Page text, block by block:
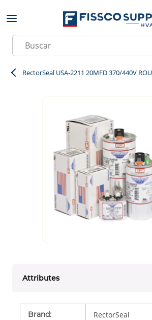
Skip to main content
Site Search
RectorSeal USA-2211 20MFD 370/440V
Attributes
Brand: RectorSeal